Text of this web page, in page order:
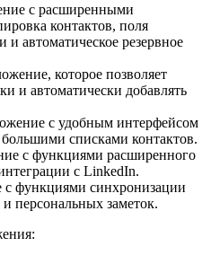
с расширенными
контактов, поля
и автоматическое резервное
которое позволяет
и автоматически добавлять
с удобным интерфейсом
списками контактов.
с функциями расширенного
с LinkedIn.
с функциями синхронизации
персональных заметок.